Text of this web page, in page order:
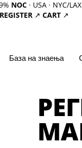
NOC · USA · NYC/LAX
REGISTER ↗ CART ↗
База на знаења